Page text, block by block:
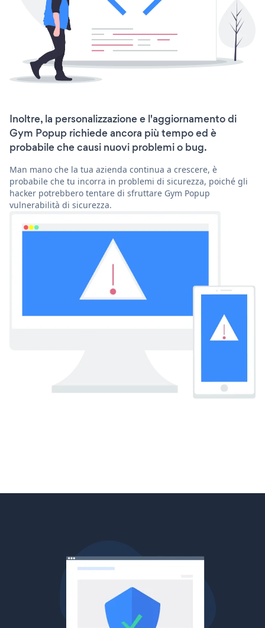
Inoltre, la personalizzazione e l'aggiornamento di
Gym Popup richiede ancora più tempo ed è
probabile che causi nuovi problemi o bug.
Man mano che la tua azienda continua a crescere, è
probabile che tu incorra in problemi di sicurezza, poiché gli
hacker potrebbero tentare di sfruttare Gym Popup
vulnerabilità di sicurezza.